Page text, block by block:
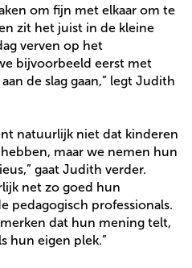
om fijn met elkaar om te
zit het juist in de kleine
verven op het
bijvoorbeeld eerst met
de slag gaan,” legt Judith
natuurlijk niet dat kinderen
maar we nemen hun
gaat Judith verder.
net zo goed hun
pedagogisch professionals.
dat hun mening telt,
hun eigen plek.”